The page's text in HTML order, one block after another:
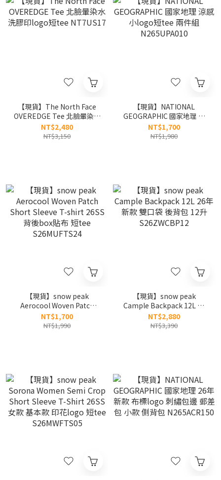
【現貨】The North Face
OVEREDGE Tee 北臉暈染水
洗膠印logo短tee NT7US17
NT$2,480
NT$3,150
【現貨】NATIONAL
GEOGRAPHIC 國家地理 涼
感小logo短tee 兩件組
N265UPA010
NT$1,700
NT$1,980
【現貨】snow peak
Aerocool Woven Patch
Short Sleeve T-shirt 26SS
背後box貼布 短tee
NT$1,700
NT$1,990
【現貨】snow peak
Cample Backpack 12L 26
年新款 雙口袋 後背包 12升
S26ZWCBP12
NT$2,880
NT$3,390